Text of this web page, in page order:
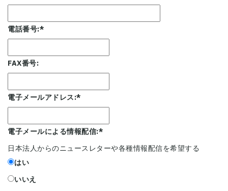
電話番号:*
FAX番号:
電子メールアドレス:*
電子メールによる情報配信:*
日本法人からのニュースレターや各種情報配信を希望する
はい
いいえ